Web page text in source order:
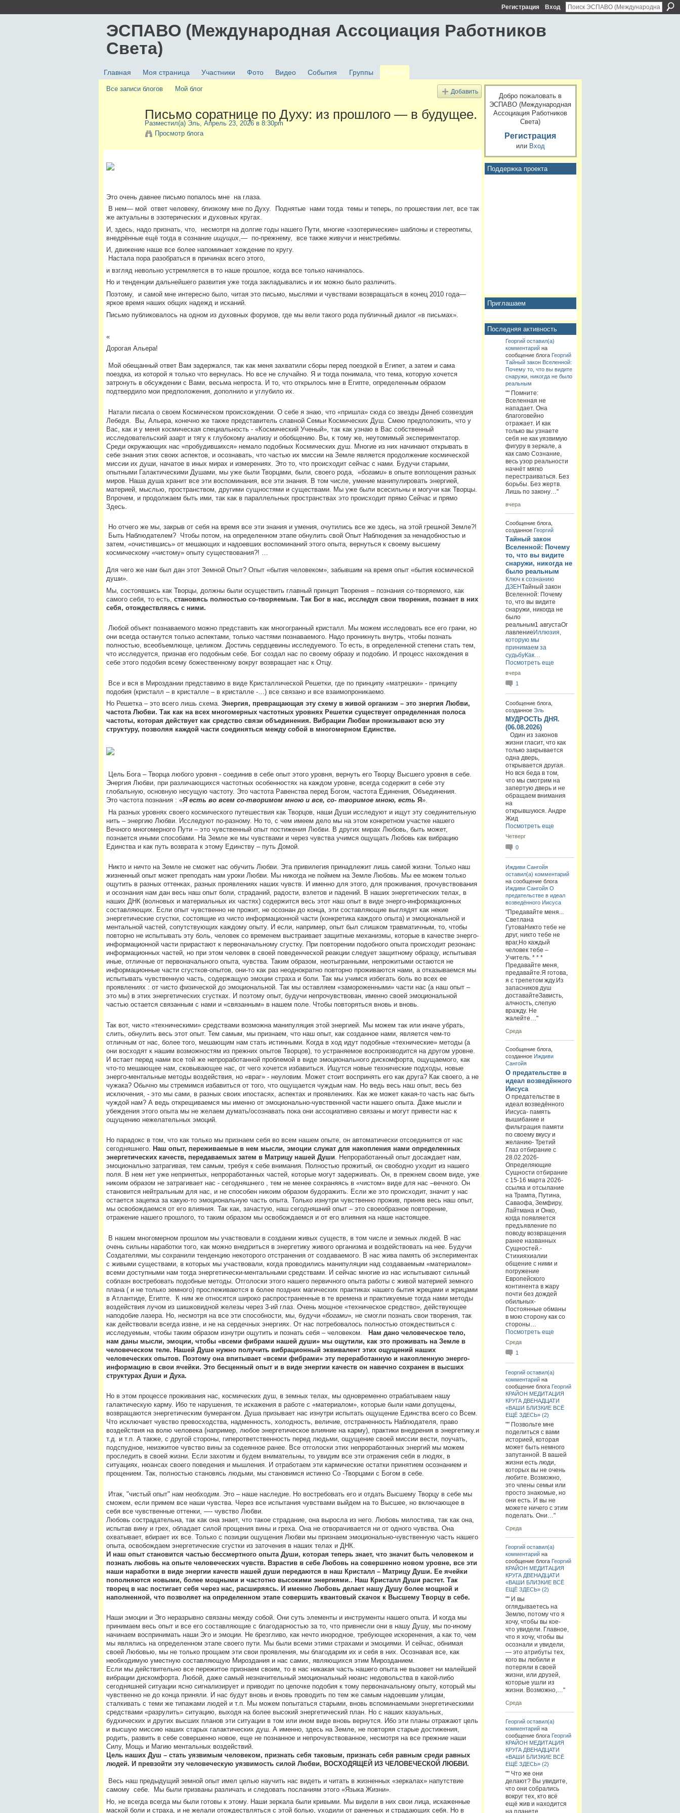
Регистрация Вход
ЭСПАВО (Международная Ассоциация Работников
Света)
Главная Моя страница Участники Фото Видео События Группы Блоги
Все записи блогов Мой блог Добавить
Письмо соратнице по Духу: из прошлого — в будущее.
Разместил(а) Эль, Апрель 23, 2026 в 8:30pm
Просмотр блога
Это очень давнее письмо попалось мне на глаза.
В нем— мой ответ человеку, близкому мне по Духу. Поднятые нами тогда темы и теперь, по прошествии лет, все так
же актуальны в эзотерических и духовных кругах.
И, здесь, надо признать, что, несмотря на долгие годы нашего Пути, многие «эзотерические» шаблоны и стереотипы,
внедрённые ещё тогда в сознание ищущих,— по-прежнему, все также живучи и неистребимы.
И, движение наше все более напоминает хождение по кругу.
Настала пора разобраться в причинах всего этого,
и взгляд невольно устремляется в то наше прошлое, когда все только начиналось.
Но и тенденции дальнейшего развития уже тогда закладывались и их можно было различить.
Поэтому, и самой мне интересно было, читая это письмо, мыслями и чувствами возвращаться в конец 2010 года—
яркое время наших общих надежд и исканий.
Письмо публиковалось на одном из духовных форумов, где мы вели такого рода публичный диалог «в письмах».
«
Дорогая Альера!
Мой обещанный ответ Вам задержался, так как меня захватили сборы перед поездкой в Египет, а затем и сама
поездка, из которой я только что вернулась. Но все не случайно. Я и тогда понимала, что тема, которую хочется
затронуть в обсуждении с Вами, весьма непроста. И то, что открылось мне в Египте, определенным образом
подтвердило мои предположения, дополнило и углубило их.
Натали писала о своем Космическом происхождении. О себе я знаю, что «пришла» сюда со звезды Денеб созвездия
Лебедя. Вы, Альера, конечно же также представитель славной Семьи Космических Душ. Смею предположить, что у
Вас, как и у меня космическая специальность - «Космический Ученый», так как узнаю в Вас собственный
исследовательский азарт и тягу к глубокому анализу и обобщению. Вы, к тому же, неутомимый экспериментатор.
Среди окружающих нас «пробудившихся» немало подобных Космических душ. Многие из них начинают открывать в
себе знания этих своих аспектов, и осознавать, что частью их миссии на Земле является продолжение космической
миссии их души, начатое в иных мирах и измерениях. Это то, что происходит сейчас с нами. Будучи старыми,
опытными Галактическими Душами, мы уже были Творцами, были, своего рода, «богами» в опыте воплощения разных
миров. Наша душа хранит все эти воспоминания, все эти знания. В том числе, умение манипулировать энергией,
материей, мыслью, пространством, другими сущностями и существами. Мы уже были всесильны и могучи как Творцы.
Впрочем, и продолжаем быть ими, так как в параллельных пространствах это происходит прямо Сейчас и прямо
Здесь.
Но отчего же мы, закрыв от себя на время все эти знания и умения, очутились все же здесь, на этой грешной Земле?!
Быть Наблюдателем? Чтобы потом, на определенном этапе обнулить свой Опыт Наблюдения за ненадобностью и
затем, «очистившись» от мешающих и надоевших воспоминаний этого опыта, вернуться к своему высшему
космическому «чистому» опыту существования?! …
Для чего же нам был дан этот Земной Опыт? Опыт «бытия человеком», забывшим на время опыт «бытия космической
души».
Мы, состоявшись как Творцы, должны были осуществить главный принцип Творения – познания со-творяемого, как
самого себя, то есть, становясь полностью со-творяемым. Так Бог в нас, исследуя свои творения, познает в них
себя, отождествляясь с ними.
Любой объект познаваемого можно представить как многогранный кристалл. Мы можем исследовать все его грани, но
они всегда останутся только аспектами, только частями познаваемого. Надо проникнуть внутрь, чтобы познать
полностью, всеобъемлюще, целиком. Достичь сердцевины исследуемого. То есть, в определенной степени стать тем,
что исследуется, признав его подобным себе. Бог создал нас по своему образу и подобию. И процесс нахождения в
себе этого подобия всему божественному вокруг возвращает нас к Отцу.
Все и вся в Мироздании представимо в виде Кристаллической Решетки, где по принципу «матрешки» - принципу
подобия (кристалл – в кристалле – в кристалле -…) все связано и все взаимопроникаемо.
Но Решетка – это всего лишь схема. Энергия, превращающая эту схему в живой организм – это знергия Любви,
частота Любви. Так как на всех многомерных частотных уровнях Решетки существует определенная полоса
частоты, которая действует как средство связи объединения. Вибрации Любви пронизывают всю эту
структуру, позволяя каждой части соединяться между собой в многомерном Единстве.
Цель Бога – Творца любого уровня - соединив в себе опыт этого уровня, вернуть его Творцу Высшего уровня в себе.
Энергия Любви, при различающихся частотных особенностях на каждом уровне, всегда содержит в себе эту
глобальную, основную несущую частоту. Это частота Равенства перед Богом, частота Единения, Объединения.
Это частота познания : «Я есть во всем со-творимом мною и все, со- творимое мною, есть Я».
На разных уровнях своего космического путешествия как Творцов, наши Души исследуют и ищут эту соединительную
нить – энергию Любви. Исследуют по-разному. Но то, с чем имеем дело мы на этом конкретном участке нашего
Вечного многомерного Пути – это чувственный опыт постижения Любви. В других мирах Любовь, быть может,
познается иными способами. На Земле же мы чувствами и через чувства учимся ощущать Любовь как вибрацию
Единства и как путь возврата к этому Единству – путь Домой.
Никто и ничто на Земле не сможет нас обучить Любви. Эта привилегия принадлежит лишь самой жизни. Только наш
жизненный опыт может преподать нам уроки Любви. Мы никогда не поймем на Земле Любовь. Мы ее можем только
ощутить в разных оттенках, разных проявлениях наших чувств. И именно для этого, для проживания, прочувствования
и осознания нам дан весь наш опыт боли, страданий, радости, взлетов и падений. В наших энергетических телах, в
наших ДНК (волновых и материальных их частях) содержится весь этот наш опыт в виде энерго-информационных
составляющих. Если опыт чувственно не прожит, не осознан до конца, эти составляющие выглядят как некие
энергетические сгустки, состоящие из чисто информационной части (конкретика каждого опыта) и эмоциональной и
ментальной частей, сопутствующих каждому опыту. И если, например, опыт был слишком травматичным, то, чтобы
повторно не испытывать эту боль, человек со временем выстраивает защитные механизмы, которые в качестве энерго-
информационной части прирастают к первоначальному сгустку. При повторении подобного опыта происходит резонанс
информационных частей, но при этом человек в своей поведенческой реакции следует защитному образцу, испытывая
иные, отличные от первоначального опыта, чувства. Таким образом, неотыгранными, непрожитыми остаются не
информационные части сгустков-опытов, они-то как раз неоднократно повторно проживаются нами, а отказываемся мы
испытывать чувственную часть, содержащую эмоции страха и боли. Так мы учимся избегать боль во всех ее
проявлениях : от чисто физической до эмоциональной. Так мы оставляем «замороженными» части нас (а наш опыт –
это мы) в этих энергетических сгустках. И поэтому опыт, будучи непрочувствован, именно своей эмоциональной
частью остается связанным с нами и «связанным» в нашем поле. Чтобы повторяться вновь и вновь.
Так вот, чисто «техническими» средствами возможна манипуляция этой энергией. Мы можем так или иначе убрать,
слить, обнулить весь этот опыт. Тем самым, мы признаем, что наш опыт, как созданное нами, является чем-то
отличным от нас, более того, мешающим нам стать истинными. Когда в ход идут подобные «технические» методы (а
они восходят к нашим возможностям из прежних опытов Творцов), то устраняемое воспроизводится на другом уровне.
И встает перед нами все той же непроработанной проблемой в виде эмоционального дискомфорта, ощущаемого, как
что-то мешающее нам, сковывающее нас, от чего хочется избавиться. Ищутся новые технические подходы, новые
энерго-ментальные методы воздействия, но «враг» - неуловим. Может стоит воспринять его как друга? Как своего, а не
чужака? Обычно мы стремимся избавиться от того, что ощущается чуждым нам. Но ведь весь наш опыт, весь без
исключения, - это мы сами, в разных своих ипостасях, аспектах и проявлениях. Как же может какая-то часть нас быть
чуждой нам? А ведь открещиваемся мы именно от эмоционально-чувственной части нашего опыта. Даже мысли и
убеждения этого опыта мы не желаем думать/осознавать пока они ассоциативно связаны и могут привести нас к
ощущению нежелательных эмоций.
Но парадокс в том, что как только мы признаем себя во всем нашем опыте, он автоматически отсоединится от нас
сегодняшнего. Наш опыт, переживаемые в нем мысли, эмоции служат для накопления нами определенных
энергетических качеств, передаваемых затем в Матрицу нашей Души. Непроработанный опыт досаждает нам,
эмоционально затрагивая, тем самым, требуя к себе внимания. Полностью прожитый, он свободно уходит из нашего
поля. В нем нет уже непринятых, непроработанных частей, которые могут задерживать. Он, в прежнем своем виде, уже
никоим образом не затрагивает нас - сегодняшнего , тем не менее сохраняясь в «чистом» виде для нас –вечного. Он
становится нейтральным для нас, и не способен никоим образом будоражить. Если же это происходит, значит у нас
остается зацепка за какую-то эмоциональную часть опыта. Только изнутри чувственно прожив, приняв весь наш опыт,
мы освобождаемся от его влияния. Так как, зачастую, наш сегодняшний опыт – это своеобразное повторение,
отражение нашего прошлого, то таким образом мы освобождаемся и от его влияния на наше настоящее.
В нашем многомерном прошлом мы участвовали в создании живых существ, в том числе и земных людей. В нас
очень сильны наработки того, как можно внедриться в энергетику живого организма и воздействовать на нее. Будучи
Создателями, мы сохранили тенденцию некоторого отстранения от создаваемого. В нас жива память об экспериментах
с живыми существами, в которых мы участвовали, когда проводились манипуляции над создаваемым «материалом»
всеми доступными нам тогда энергетически-ментальными средствами. И сейчас многие из нас испытывают сильный
соблазн востребовать подобные методы. Отголоски этого нашего первичного опыта работы с живой материей земного
плана ( и не только земного) прослеживаются в более поздних магических практиках нашего бытия жрецами и жрицами
в Атлантиде, Египте. К ним же относятся широко распространенные в те времена и практикуемые тогда нами методы
воздействия лучом из шишковидной железы через 3-ий глаз. Очень мощное «техническое средство», действующее
наподобие лазера. Но, несмотря на все эти способности, мы, будучи «богами», не смогли познать свои творения, так
как действовали всегда извне, и не на сердечных энергиях. От нас потребовалось полностью отождествиться с
исследуемым, чтобы таким образом изнутри ощутить и познать себя – человеком.
Нам дано человеческое тело,
нам даны мысли, эмоции, чтобы «всеми фибрами нашей души» мы ощутили, как это проживать на Земле в
человеческом теле. Нашей Душе нужно получить вибрационный эквивалент этих ощущений наших
человеческих опытов. Поэтому она впитывает «всеми фибрами» эту переработанную и накопленную энерго-
информацию в свои ячейки. Это бесценный опыт и в виде энергии качеств он навечно сохранен в высших
структурах Души и Духа.
Но в этом процессе проживания нас, космических душ, в земных телах, мы одновременно отрабатываем нашу
галактическую карму. Ибо те нарушения, те искажения в работе с «материалом», которые были нами допущены,
возвращаются энергетическим бумерангом. Душа призывает нас изнутри испытать ощущение Единства всего со Всем.
Что исключает чувство превосходства, надменность, холодность, величие, отстраненность Наблюдателя, право
воздействия на волю человека (например, любое энергетическое влияние на карму), практики внедрения в энергетику.и
т.д. и т.п. А также, с другой стороны, гиперответственность перед людьми, ощущение своей миссии вести, поучать,
подспудное, неизжитое чувство вины за содеянное ранее. Все отголоски этих непроработанных энергий мы можем
проследить в своей жизни. Если захотим и будем внимательны, то увидим все эти отражения себя в людях, в
ситуациях, нюансах своего поведения и мышления. И отработаем эти кармические остатки принятием осознанием и
прощением. Так, полностью становясь людьми, мы становимся истинно Со -Творцами с Богом в себе.
Итак, "чистый опыт" нам необходим. Это – наше наследие. Но востребовать его и отдать Высшему Творцу в себе мы
сможем, если примем все наши чувства. Через все испытания чувствами выйдем на то Высшее, но включающее в
себя все чувственные оттенки, —- чувство Любви.
Любовь сострадательна, так как она знает, что такое страдание, она выросла из него. Любовь милостива, так как она,
испытав вину и грех, обладает силой прощения вины и греха. Она не отворачивается ни от одного чувства. Она
охватывает, вбирает их все. Только с позиции ощущения Любви мы признаем эмоционально-чувственную часть нашего
опыта, освобождаем энергетические сгустки из заточения в наших телах и ДНК.
И наш опыт становится частью бессмертного опыта Души, которая теперь знает, что значит быть человеком и
познать любовь на опыте человеческих чувств. Взрастив в себе Любовь на совершенно новом уровне, все эти
наши наработки в виде энергии качеств нашей души передаются в наш Кристалл – Матрицу Души. Ее ячейки
пополняются новыми, более мощными и частотно высокими энергиями.. Наш Кристалл Души растет. Так
творец в нас постигает себя через нас, расширяясь. И именно Любовь делает нашу Душу более мощной и
наполненной, что позволяет на определенном этапе совершить квантовый скачок к Высшему Творцу в себе.
Наши эмоции и Эго неразрывно связаны между собой. Они суть элементы и инструменты нашего опыта. И когда мы
принимаем весь опыт и все его составляющие с благодарностью за то, что привнесли они в нашу Душу, мы по-иному
начинаем воспринимать наши Эго и эмоции. Не брезгливо, как нечто инородное, требующее искоренения, а как то, чем
мы являлись на определенном этапе своего пути. Мы были всеми этими страхами и эмоциями. И сейчас, обнимая
своей Любовью, мы не только прощаем эти свои проявления, мы благодарим их и себя в них. Осознавая все, как
необходимую уместную составляющую Мироздания и нас самих, являющихся этим Мирозданием.
Если мы действительно все пережитое признаем своим, то в нас никакая часть нашего опыта не вызовет ни малейшей
вибрации дискомфорта. Любой, даже самый незначительный эмоциональный нюанс недовольства в какой-либо
сегодняшней ситуации ясно сигнализирует и приводит по цепочке подобия к тому первоначальному опыту, который мы
чувственно не до конца приняли. И нас будут вновь и вновь проводить по тем же самым надоевшим улицам,
сталкивать с теми же типажами людей и т.п. Мы можем попытаться старыми, вновь вспоминаемыми энергетическими
средствами «разрулить» ситуацию, выходя на более высокий энергетический план. Но с наших казуальных,
будхических и других высших планов эти ситуации в том или ином виде вновь вернутся. Ибо эти планы отражают цель
и высшую миссию наших старых галактических душ. А именно, здесь на Земле, не повторяя старые достижения,
родить, развить в себе совершенно новое, еще не познанное и непрочувствованное, несмотря на все прежние наши
Силу, Мощь и Магию ментальных воздействий.
Цель наших Душ – стать уязвимым человеком, признать себя таковым, признать себя равным среди равных
людей. И превзойти эту человеческую уязвимость силой Любви, ВОСХОДЯЩЕЙ ИЗ ЧЕЛОВЕЧЕСКОЙ ЛЮБВИ.
Весь наш предыдущий земной опыт имел целью научить нас видеть и читать в жизненных «зеркалах» напутствие
самому себе.
Мы были призваны различать и следовать посланиям этого«Языка Жизни».
Но, не всегда всегда мы были готовы к этому. Наши зеркала были кривыми. Мы видели в них свои лица, искаженные
маской боли и страха, и не желали отождествляться с этой болью, уходили от раненных и страдающих себя. Но в
Добро пожаловать в
ЭСПАВО (Международная
Ассоциация Работников
Света)
Регистрация
или Вход
Поддержка проекта
Приглашаем
Последняя активность
Георгий оставил(а)
комментарийна
сообщение блога Георгий
Тайный закон Вселенной:
Почему то, что вы видите
снаружи, никогда не было
реальным
"" Помните:
Вселенная не
нападает. Она
благоговейно
отражает. И как
только вы узнаете
себя не как уязвимую
фигуру в зеркале, а
как само Сознание,
весь узор реальности
начнёт мягко
перестраиваться. Без
борьбы. Без жертв.
Лишь по закону…"
вчера
Сообщение блога,
созданное Георгий
Тайный закон
Вселенной: Почему
то, что вы видите
снаружи, никогда не
было реальным
Ключ к сознанию
ДЗЕНТайный закон
Вселенной: Почему
то, что вы видите
снаружи, никогда не
было
реальным1 августаОг
лавлениеИллюзия,
которую мы
принимаем за
судьбуКак…
Посмотреть еще
вчера
1
Сообщение блога,
созданное Эль
МУДРОСТЬ ДНЯ.
(06.08.2026)
Один из законов
жизни гласит, что как
только закрывается
одна дверь,
открывается другая.
Но вся беда в том,
что мы смотрим на
запертую дверь и не
обращаем внимания
на
открывшуюся. Андре
Жид
Посмотреть еще
Четверг
0
Иждиви Сангойя
оставил(а) комментарий
на сообщение блога
Иждиви Сангойя О
предательстве в идеал
возведённого Иисуса
"Предавайте меня...
Светлана
ГутоваНикто тебе не
друг, никто тебе не
враг,Но каждый
человек тебе –
Учитель. * * *
Предавайте меня,
предавайте.Я готова,
я с трепетом жду.Из
запасников душ
доставайтеЗависть,
алчность, слепую
вражду. Не
жалейте…"
Среда
Сообщение блога,
созданное Иждиви
Сангойя
О предательстве в
идеал возведённого
Иисуса
О предательстве в
идеал возведённого
Иисуса- память
вышибание и
фильтрация памяти
по своему вкусу и
желанию- Третий
Глаз отбирание с
28.02.2026-
Определяющие
Сущности отбирание
с 15-16 марта 2026-
ссылка и отсылание
на Трампа, Путина,
Саваофа, Земфиру,
Лайтмана и Онко,
когда появляется
предъявление по
поводу возвращения
ранее названных
Сущностей.-
Стихияхиалии
общение с ними и
погружение
Европейского
континента в жару
почти без дождей
обильных-
Постоянные обманы
в мою сторону как со
стороны…
Посмотреть еще
Среда
1
Георгий оставил(а)
комментарийна
сообщение блога Георгий
КРАЙОН МЕДИТАЦИЯ
КРУГА ДВЕНАДЦАТИ
«ВАШИ БЛИЗКИЕ ВСЁ
ЕЩЁ ЗДЕСЬ» (2)
"" Позвольте мне
поделиться с вами
историей, которая
может быть немного
запутанной. В вашей
жизни есть люди,
которых вы не очень
любите. Возможно,
это члены семьи или
просто знакомые, но
они есть. И вы не
можете ничего с этим
поделать. Они…"
Среда
Георгий оставил(а)
комментарийна
сообщение блога Георгий
КРАЙОН МЕДИТАЦИЯ
КРУГА ДВЕНАДЦАТИ
«ВАШИ БЛИЗКИЕ ВСЁ
ЕЩЁ ЗДЕСЬ» (2)
"" И вы
оглядываетесь на
Землю, потому что я
хочу, чтобы вы кое-
что увидели. Главное,
что я хочу, чтобы вы
осознали и увидели,
— это атрибуты тех,
кого вы любили и
потеряли в своей
жизни, или друзей,
которые ушли из
жизни. Возможно,…"
Среда
Георгий оставил(а)
комментарийна
сообщение блога Георгий
КРАЙОН МЕДИТАЦИЯ
КРУГА ДВЕНАДЦАТИ
«ВАШИ БЛИЗКИЕ ВСЁ
ЕЩЁ ЗДЕСЬ» (2)
"" Что же они
делают? Вы увидите,
что они собрались
вокруг тех, кто всё
ещё жив и находится
на планете.